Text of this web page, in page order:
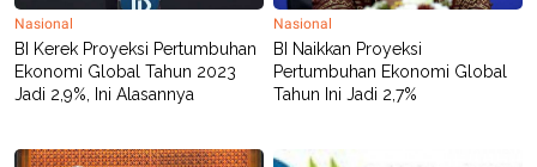
L
A
N
G
N
K
N
E
A
Nasional
BI Kerek Proyeksi Pertumbuhan
Ekonomi Global Tahun 2023
Jadi 2,9%, Ini Alasannya
Nasional
BI Naikkan Proyeksi
Pertumbuhan Ekonomi Global
Tahun Ini Jadi 2,7%